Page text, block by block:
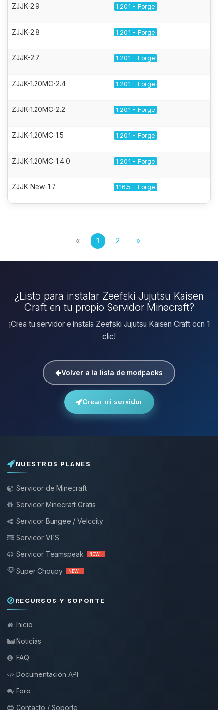
ZJJK-2.9 1.20.1 - Forge
ZJJK-2.8 1.20.1 - Forge
ZJJK-2.7 1.20.1 - Forge
ZJJK-1.20MC-2.4 1.20.1 - Forge
ZJJK-1.20MC-2.2 1.20.1 - Forge
ZJJK-1.20MC-1.5 1.20.1 - Forge
ZJJK-1.20MC-1.4.0 1.20.1 - Forge
ZJJK New-1.7 1.16.5 - Forge
« 1 2 »
¿Listo para instalar Zeefski Jujutsu Kaisen
Craft en tu propio Servidor Minecraft?
¡Crea tu servidor e instala Zeefski Jujutsu Kaisen Craft con 1
clic!
Volver a la lista de modpacks
Crear mi servidor
NUESTROS PLANES
Servidor de Minecraft
Servidor Minecraft Gratis
Servidor Bungee / Velocity
Servidor VPS
Servidor Teamspeak
NEW !
Super Choupy NEW !
RECURSOS Y SOPORTE
Inicio
Noticias
FAQ
Documentación API
Foro
Contacto / Soporte